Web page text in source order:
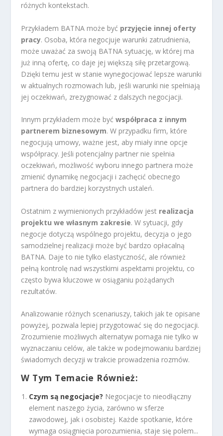
różnych kontekstach.
Przykładem BATNA może być przyjęcie innej oferty
pracy. Osoba, która negocjuje warunki zatrudnienia,
może uważać za swoją BATNA sytuację, w której ma
już inną ofertę, co daje jej większą siłę przetargową.
Dzięki temu jest w stanie wynegocjować lepsze warunki
w aktualnych rozmowach lub, jeśli warunki nie spełniają
jej oczekiwań, zrezygnować z dalszych negocjacji.
Innym przykładem może byćwspółpraca z innym
partnerem biznesowym. W przypadku firm, które
negocjują umowy, ważne jest, aby miały inne opcje
współpracy. Jeśli potencjalny partner nie spełnia
oczekiwań, możliwość wyboru innego partnera może
zmienić dynamikę negocjacji i zachęcić obecnego
partnera do bardziej korzystnych ustaleń.
Ostatnim z wymienionych przykładów jest realizacja
projektu we własnym zakresie. W sytuacji, gdy
negocje dotyczą wspólnego projektu, decyzja o jego
samodzielnej realizacji może być bardzo opłacalną
BATNA. Daje to nie tylko elastyczność, ale również
pełną kontrolę nad wszystkimi aspektami projektu, co
często bywa kluczowe w osiąganiu pożądanych
rezultatów.
Analizowanie różnych scenariuszy, takich jak te opisane
powyżej, pozwala lepiej przygotować się do negocjacji.
Zrozumienie możliwych alternatyw pomaga nie tylko w
wyznaczaniu celów, ale także w podejmowaniu bardziej
świadomych decyzji w trakcie prowadzenia rozmów.
W Tym Temacie Również:
Czym są negocjacje? Negocjacje to nieodłączny
element naszego życia, zarówno w sferze
zawodowej, jak i osobistej. Każde spotkanie, które
wymaga osiągnięcia porozumienia, staje się polem...